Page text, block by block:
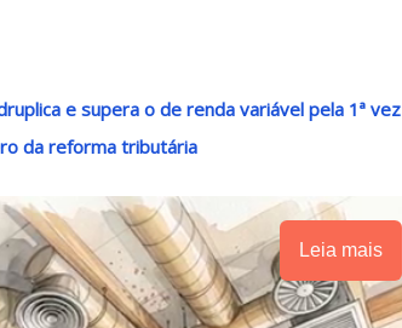
e supera o de renda variável pela 1ª vez
da reforma tributária
Leia mais